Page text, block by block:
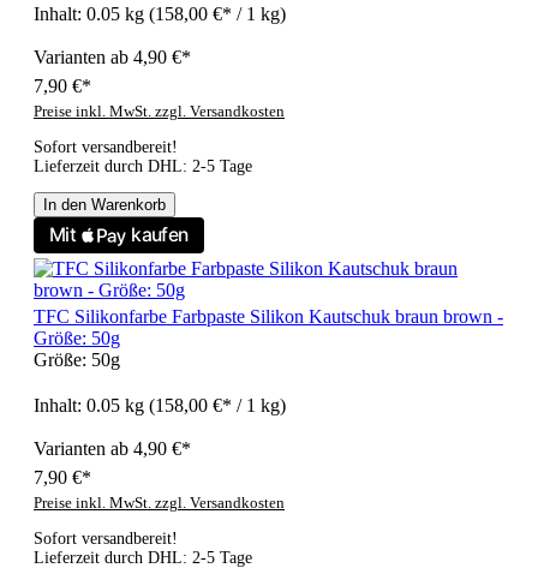
Inhalt: 0.05 kg (158,00 €* / 1 kg)
Varianten ab 4,90 €*
7,90 €*
Preise inkl. MwSt. zzgl. Versandkosten
Sofort versandbereit!
Lieferzeit durch DHL: 2-5 Tage
In den Warenkorb
TFC Silikonfarbe Farbpaste Silikon Kautschuk braun brown -
Größe: 50g
Größe: 50g
Inhalt: 0.05 kg (158,00 €* / 1 kg)
Varianten ab 4,90 €*
7,90 €*
Preise inkl. MwSt. zzgl. Versandkosten
Sofort versandbereit!
Lieferzeit durch DHL: 2-5 Tage